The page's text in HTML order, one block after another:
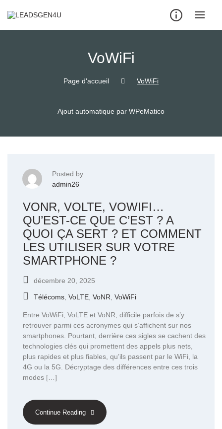
VoWiFi
Page d'accueil VoWiFi
Ajout automatique par WPeMatico
Posted by
admin26
VONR, VOLTE, VOWIFI…
QU’EST-CE QUE C’EST ? A
QUOI ÇA SERT ? ET COMMENT
LES UTILISER SUR VOTRE
SMARTPHONE ?
décembre 20, 2025
Télécoms VoLTE VoNR VoWiFi
Entre VoWiFi, VoLTE et VoNR, difficile parfois de s’y
retrouver parmi ces acronymes qui s’affichent sur nos
smartphones. Pourtant, derrière ces sigles se cachent des
technologies clés qui promettent des appels plus nets,
plus rapides et plus fiables, qu’ils passent par le WiFi, la
4G ou la 5G. Décryptage des différences entre ces trois
modes […]
Continue Reading